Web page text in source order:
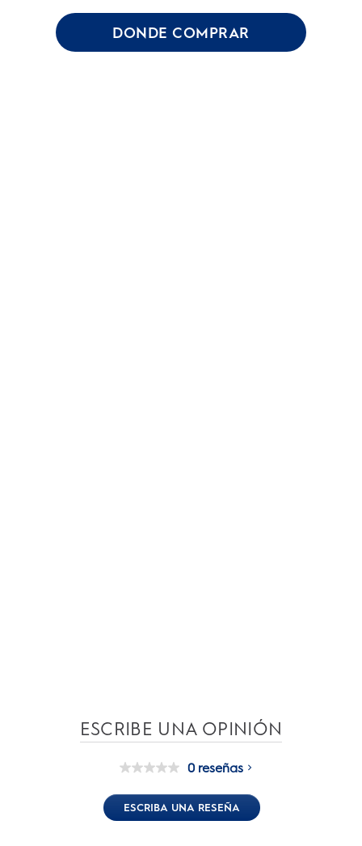
DONDE COMPRAR
ESCRIBE UNA OPINIÓN
Sin
Enlace
en
la
0 reseñas
ESCRIBA UNA RESEÑA